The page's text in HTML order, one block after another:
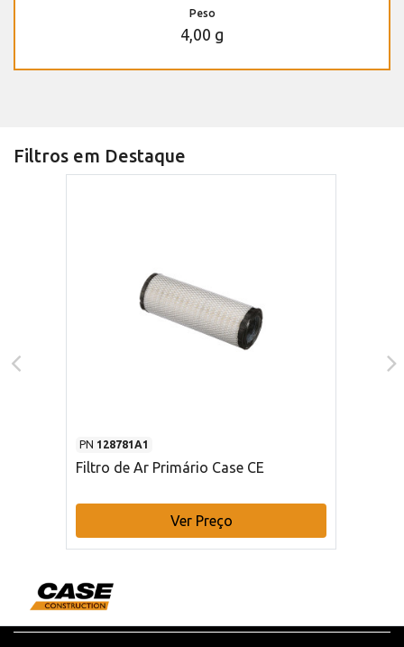
Peso
4,00 g
Filtros em Destaque
PN 128781A1
Filtro de Ar Primário Case CE
Ver Preço